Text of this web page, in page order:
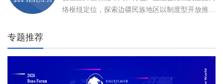
络枢纽定位，探索边疆民族地区以制度型开放推动
专题推荐